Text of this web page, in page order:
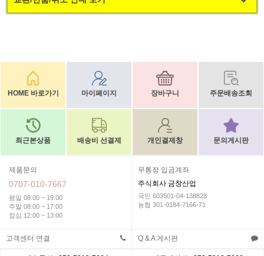
HOME 바로가기 마이페이지 장바구니 주문배송조회
최근본상품 배송비 선결제 개인결제창 문의게시판
제품문의
0707-010-7667
평일 08:00 ~ 19:00
주말 08:00 ~ 17:00
점심 12:00 ~ 13:00
무통장 입금계좌
주식회사 금창산업
국민 603501-04-138828
농협 301-0184-7166-71
고객센터 연결 Q & A 게시판